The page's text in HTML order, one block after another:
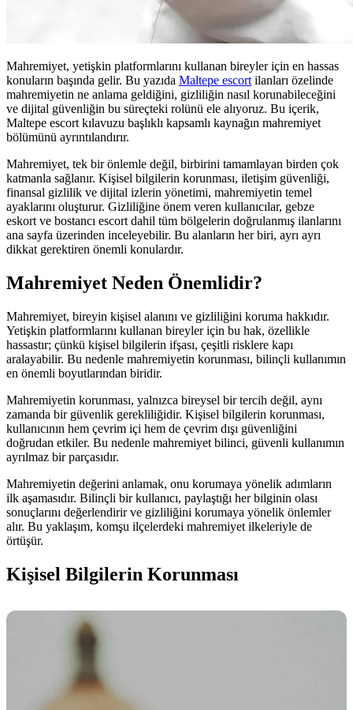
Mahremiyet, yetişkin platformlarını kullanan bireyler için en hassas
konuların başında gelir. Bu yazıda Maltepe escort ilanları özelinde
mahremiyetin ne anlama geldiğini, gizliliğin nasıl korunabileceğini
ve dijital güvenliğin bu süreçteki rolünü ele alıyoruz. Bu içerik,
Maltepe escort kılavuzu başlıklı kapsamlı kaynağın mahremiyet
bölümünü ayrıntılandırır.
Mahremiyet, tek bir önlemle değil, birbirini tamamlayan birden çok
katmanla sağlanır. Kişisel bilgilerin korunması, iletişim güvenliği,
finansal gizlilik ve dijital izlerin yönetimi, mahremiyetin temel
ayaklarını oluşturur. Gizliliğine önem veren kullanıcılar, gebze
eskort ve bostancı escort dahil tüm bölgelerin doğrulanmış ilanlarını
ana sayfa üzerinden inceleyebilir. Bu alanların her biri, ayrı ayrı
dikkat gerektiren önemli konulardır.
Mahremiyet Neden Önemlidir?
Mahremiyet, bireyin kişisel alanını ve gizliliğini koruma hakkıdır.
Yetişkin platformlarını kullanan bireyler için bu hak, özellikle
hassastır; çünkü kişisel bilgilerin ifşası, çeşitli risklere kapı
aralayabilir. Bu nedenle mahremiyetin korunması, bilinçli kullanımın
en önemli boyutlarından biridir.
Mahremiyetin korunması, yalnızca bireysel bir tercih değil, aynı
zamanda bir güvenlik gerekliliğidir. Kişisel bilgilerin korunması,
kullanıcının hem çevrim içi hem de çevrim dışı güvenliğini
doğrudan etkiler. Bu nedenle mahremiyet bilinci, güvenli kullanımın
ayrılmaz bir parçasıdır.
Mahremiyetin değerini anlamak, onu korumaya yönelik adımların
ilk aşamasıdır. Bilinçli bir kullanıcı, paylaştığı her bilginin olası
sonuçlarını değerlendirir ve gizliliğini korumaya yönelik önlemler
alır. Bu yaklaşım, komşu ilçelerdeki mahremiyet ilkeleriyle de
örtüşür.
Kişisel Bilgilerin Korunması